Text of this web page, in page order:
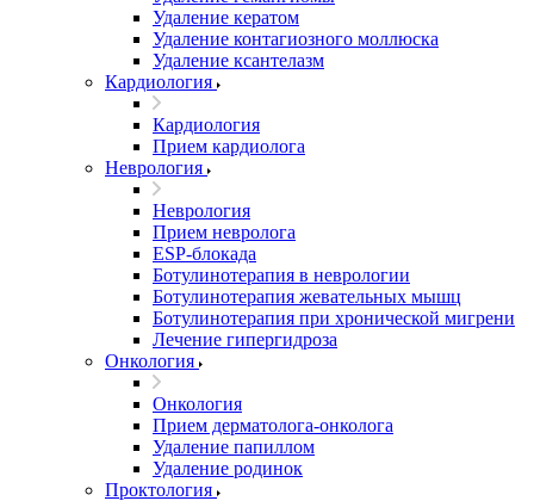
Удаление кератом
Удаление контагиозного моллюска
Удаление ксантелазм
Кардиология
Кардиология
Прием кардиолога
Неврология
Неврология
Прием невролога
ESP-блокада
Ботулинотерапия в неврологии
Ботулинотерапия жевательных мышц
Ботулинотерапия при хронической мигрени
Лечение гипергидроза
Онкология
Онкология
Прием дерматолога-онколога
Удаление папиллом
Удаление родинок
Проктология